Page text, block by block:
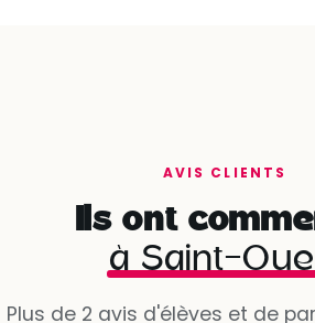
AVIS CLIENTS
Ils ont
à Saint-
Plus de 2 avis d'élèves et de